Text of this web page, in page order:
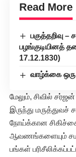
Read More
பகுத்தறிவு
பழங்குடியினத்
17.12.1830)
வாழ்க்கை ஒரு
மேலும், சிவில் சர்ஜன்
இருந்து மருத்துவச்
நோய்க்கான
ஆவணங்களையும்
பங்கள்